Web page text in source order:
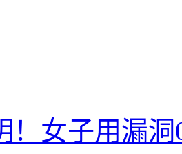
！女子用漏